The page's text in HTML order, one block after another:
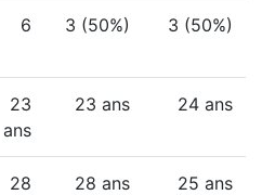
6 3 (50%) 3 (50%)
23
ans
23 ans 24 ans
28
28 ans 25 ans